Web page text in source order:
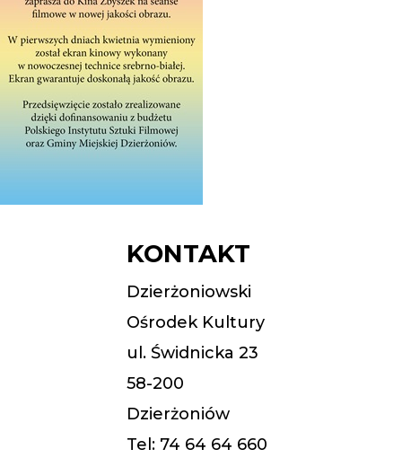
KONTAKT
Dzierżoniowski
Ośrodek Kultury
ul. Świdnicka 23
58-200
Dzierżoniów
Tel: 74 64 64 660